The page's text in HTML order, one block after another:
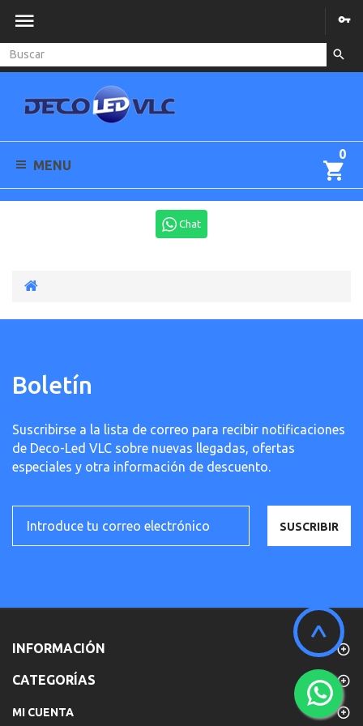
0
MENU
Chat
Boletín
Suscribirse a la lista de correo para recibir notificaciones
de Deco-Led VLC sobre nuevas llegadas, ofertas
especiales y otra información de descuento.
SUSCRIBIR
INFORMACIÓN
CATEGORÍAS
MI CUENTA
^